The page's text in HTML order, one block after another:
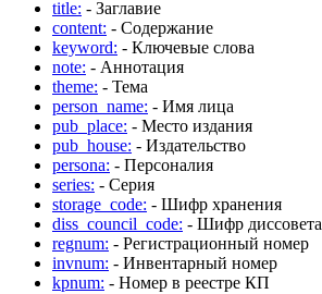
title: - Заглавие
content: - Содержание
keyword: - Ключевые слова
note: - Аннотация
theme: - Тема
person_name: - Имя лица
pub_place: - Место издания
pub_house: - Издательство
persona: - Персоналия
series: - Серия
storage_code: - Шифр хранения
diss_council_code: - Шифр диссовета
regnum: - Регистрационный номер
invnum: - Инвентарный номер
kpnum: - Номер в реестре КП